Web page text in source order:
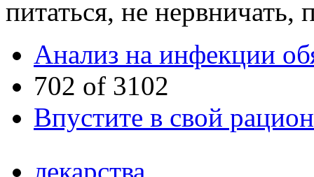
питаться, не нервничать,
Анализ на инфекции
702 of 3102
Впустите в свой
лекарства